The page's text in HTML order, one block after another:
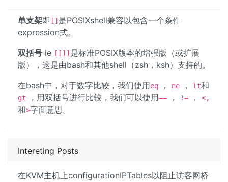
Intereting Posts
在KVM主机上configurationIPTables以阻止访客网桥
单支架即 [] 是POSIXshell兼容以包含一个条件
expression式。
双括号 ie [[]] 是标准POSIX版本的增强版（或扩展
版），这是由bash和其他shell（zsh，ksh）支持的。
在bash中，对于数字比较，我们使用eq ， ne ， lt和
gt ，用双括号进行比较，我们可以使用== ， != ， <,
和>字面意思。